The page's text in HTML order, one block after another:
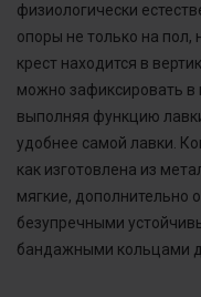
физиологически
опоры не только на пол,
крест находится в
можно зафиксировать в
выполняя функцию
удобнее самой лавки.
как изготовлена из
мягкие, дополнительно
безупречными
бандажными кольцами